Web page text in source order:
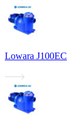
Lowara J100EC